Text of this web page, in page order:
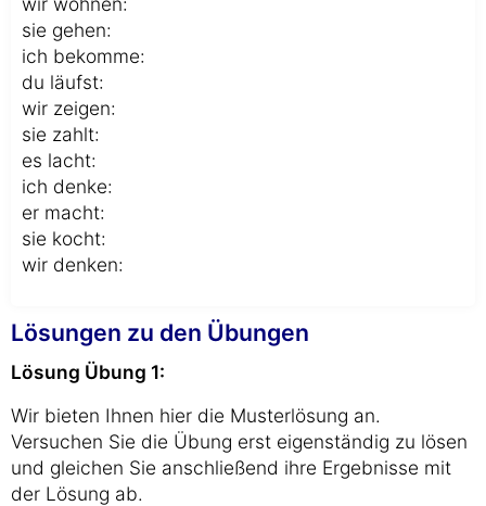
sie gehen:
ich bekomme:
du läufst:
wir zeigen:
sie zahlt:
es lacht:
ich denke:
er macht:
sie kocht:
wir denken:
Lösungen zu den Übungen
Lösung Übung 1:
Wir bieten Ihnen hier die Musterlösung an.
Versuchen Sie die Übung erst eigenständig zu lösen
und gleichen Sie anschließend ihre Ergebnisse mit
der Lösung ab.